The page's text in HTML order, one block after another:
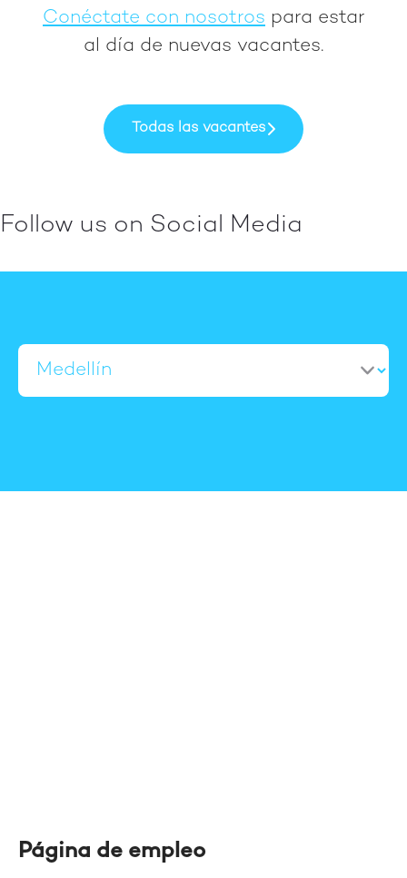
Conéctate con nosotros para estar
al día de nuevas vacantes.
Todas las vacantes
Follow us on Social Media
Página de empleo